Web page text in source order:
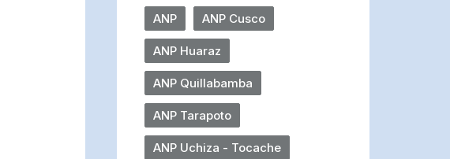
ANP ANP Cusco
ANP Huaraz
ANP Quillabamba
ANP Tarapoto
ANP Uchiza - Tocache